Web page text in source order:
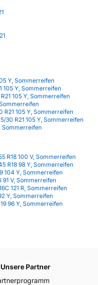
Y, Sommerreifen
105 Y, Sommerreifen
105 Y, Sommerreifen
R21 105 Y, Sommerreifen
30 R21 105 Y, Sommerreifen
Sommerreifen
R18 100 V, Sommerreifen
R18 98 Y, Sommerreifen
104 Y, Sommerreifen
91 V, Sommerreifen
121 R, Sommerreifen
Y, Sommerreifen
96 Y, Sommerreifen
Unsere Partner